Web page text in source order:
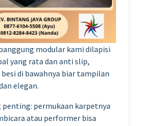
modular kami dilapisi
yang rata dan anti slip,
di bawahnya biar tampilan
elegan.
penting: permukaan karpetnya
atau performer bisa